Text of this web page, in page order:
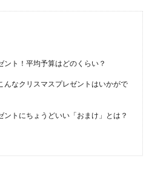
ント！平均予算はどのくらい？
んなクリスマスプレゼントはいかがで
ントにちょうどいい「おまけ」とは？